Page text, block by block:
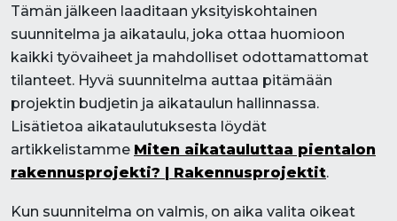
Tämän jälkeen laaditaan yksityiskohtainen
suunnitelma ja aikataulu, joka ottaa huomioon
kaikki työvaiheet ja mahdolliset odottamattomat
tilanteet. Hyvä suunnitelma auttaa pitämään
projektin budjetin ja aikataulun hallinnassa.
Lisätietoa aikataulutuksesta löydät
artikkelistamme Miten aikatauluttaa pientalon
rakennusprojekti? | Rakennusprojektit.
Kun suunnitelma on valmis, on aika valita oikeat